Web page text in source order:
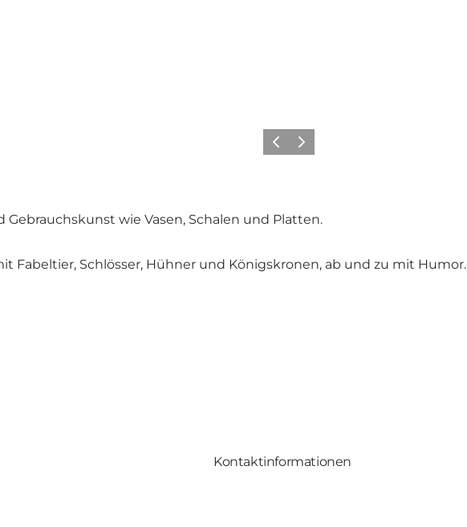
ZurückWeiter
wie Vasen, Schalen und Platten.
Fabeltier, Schlösser, Hühner und Königskronen, ab und zu mit Humor.
Kontaktinformationen